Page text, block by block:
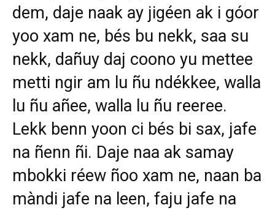
dem, daje naak ay jigéen ak i góor
yoo xam ne, bés bu nekk, saa su
nekk, dañuy daj coono yu mettee
metti ngir am lu ñu ndékkee, walla
lu ñu añee, walla lu ñu reeree.
Lekk benn yoon ci bés bi sax, jafe
na ñenn ñi. Daje naa ak samay
mbokki réew ñoo xam ne, naan ba
màndi jafe na leen, faju jafe na